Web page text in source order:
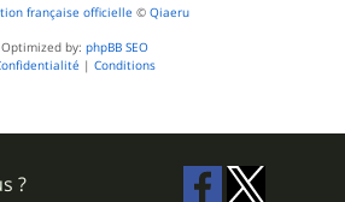
française officielle © Qiaeru
Optimized by: phpBB SEO
| Conditions
?